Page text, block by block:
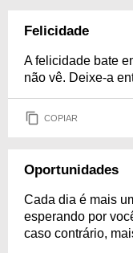
Felicidade
A felicidade bate
não vê. Deixe-a
COPIAR
Oportunidades
Cada dia é mais
esperando por
caso contrário,